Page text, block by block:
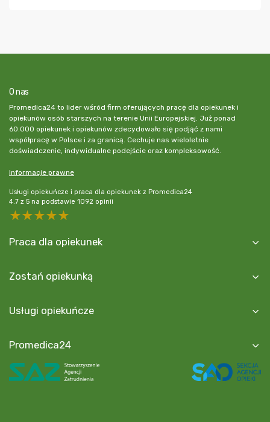
O nas
Promedica24 to lider wśród firm oferujących pracę dla opiekunek i
opiekunów osób starszych na terenie Unii Europejskiej. Już ponad
60.000 opiekunek i opiekunów zdecydowało się podjąć z nami
współpracę w Polsce i za granicą. Cechuje nas wieloletnie
doświadczenie, indywidualne podejście oraz kompleksowość.
Informacje prawne
Usługi opiekuńcze i praca dla opiekunek z Promedica24
4.7 z 5 na podstawie 1092 opinii
5 stars
4 stars
3 stars
2 stars
Praca dla opiekunek
Zostań opiekunką
Usługi opiekuńcze
Promedica24